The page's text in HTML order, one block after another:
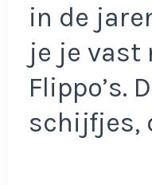
in de
je je vast
Flippo’s.
schijfjes,